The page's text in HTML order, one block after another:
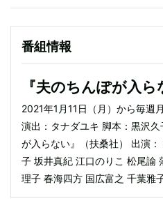
番組情報
『夫のちんぽが入ら
2021年1月11日（月）から毎週
演出：タナダユキ 脚本：黒沢
が入らない』（扶桑社） 出演
子 坂井真紀 江口のりこ 松尾諭
理子 春海四方 国広富之 千葉雅